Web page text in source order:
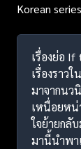
Korean series
เรื่องย่อ If
เรื่องราว
มาจากนว
เหนื่อยหน่
ใจย้ายกลั
มานี้นำพ